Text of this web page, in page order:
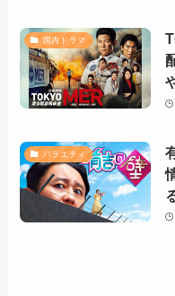
国内ドラマ
バラエティ